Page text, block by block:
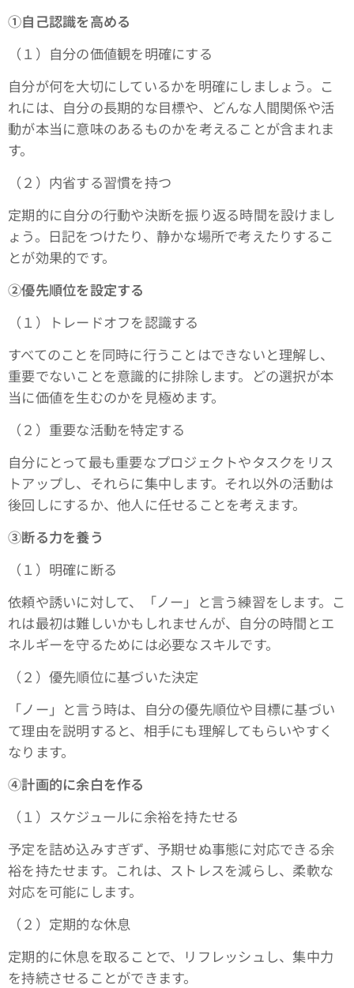
①自己認識を高める
（１）自分の価値観を明確にする
自分が何を大切にしているかを明確にしましょう。こ
れには、自分の長期的な目標や、どんな人間関係や活
動が本当に意味のあるものかを考えることが含まれま
す。
（２）内省する習慣を持つ
定期的に自分の行動や決断を振り返る時間を設けまし
ょう。日記をつけたり、静かな場所で考えたりするこ
とが効果的です。
➁優先順位を設定する
（１）トレードオフを認識する
すべてのことを同時に行うことはできないと理解し、
重要でないことを意識的に排除します。どの選択が本
当に価値を生むのかを見極めます。
（２）重要な活動を特定する
自分にとって最も重要なプロジェクトやタスクをリス
トアップし、それらに集中します。それ以外の活動は
後回しにするか、他人に任せることを考えます。
③断る力を養う
（１）明確に断る
依頼や誘いに対して、「ノー」と言う練習をします。こ
れは最初は難しいかもしれませんが、自分の時間とエ
ネルギーを守るためには必要なスキルです。
（２）優先順位に基づいた決定
「ノー」と言う時は、自分の優先順位や目標に基づい
て理由を説明すると、相手にも理解してもらいやすく
なります。
④計画的に余白を作る
（１）スケジュールに余裕を持たせる
予定を詰め込みすぎず、予期せぬ事態に対応できる余
裕を持たせます。これは、ストレスを減らし、柔軟な
対応を可能にします。
（２）定期的な休息
定期的に休息を取ることで、リフレッシュし、集中力
を持続させることができます。